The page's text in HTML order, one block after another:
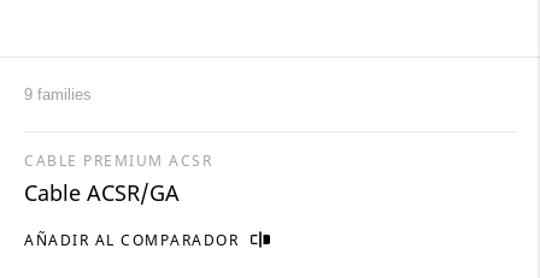
9 families
AÑADIR AL COMPARADOR
CABLE PREMIUM ACSR
Cable ACSR/GA